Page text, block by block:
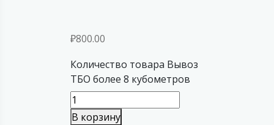
₽800.00
Количество товара Вывоз
ТБО более 8 кубометров
В корзину